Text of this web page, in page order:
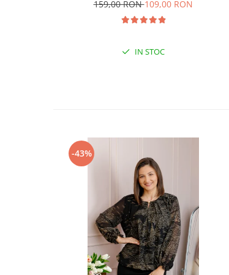
159,00 RON109,00 RON
IN STOC
-43%